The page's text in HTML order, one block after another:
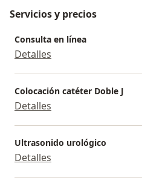
Servicios y precios
Consulta en línea
Detalles
Colocación catéter Doble J
Detalles
Ultrasonido urológico
Detalles